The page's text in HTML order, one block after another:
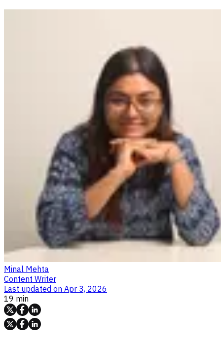
Minal Mehta
Content Writer
Last updated on Apr 3, 2026
19 min